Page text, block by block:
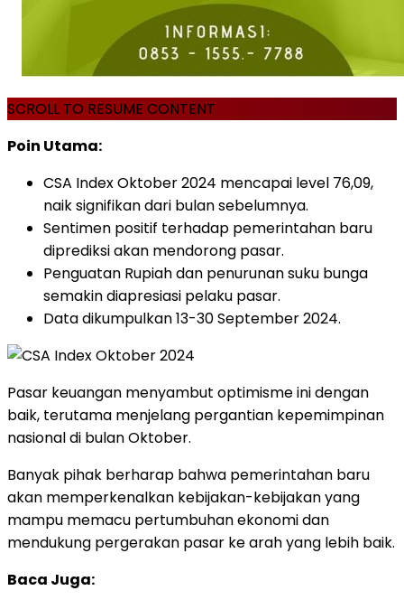
SCROLL TO RESUME CONTENT
Poin Utama:
CSA Index Oktober 2024 mencapai level 76,09,
naik signifikan dari bulan sebelumnya.
Sentimen positif terhadap pemerintahan baru
diprediksi akan mendorong pasar.
Penguatan Rupiah dan penurunan suku bunga
semakin diapresiasi pelaku pasar.
Data dikumpulkan 13-30 September 2024.
Pasar keuangan menyambut optimisme ini dengan
baik, terutama menjelang pergantian kepemimpinan
nasional di bulan Oktober.
Banyak pihak berharap bahwa pemerintahan baru
akan memperkenalkan kebijakan-kebijakan yang
mampu memacu pertumbuhan ekonomi dan
mendukung pergerakan pasar ke arah yang lebih baik.
Baca Juga: